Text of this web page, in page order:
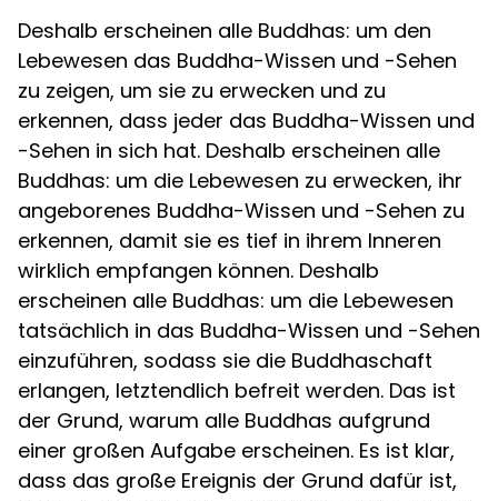
Deshalb erscheinen alle Buddhas: um den
Lebewesen das Buddha-Wissen und -Sehen
zu zeigen, um sie zu erwecken und zu
erkennen, dass jeder das Buddha-Wissen und
-Sehen in sich hat. Deshalb erscheinen alle
Buddhas: um die Lebewesen zu erwecken, ihr
angeborenes Buddha-Wissen und -Sehen zu
erkennen, damit sie es tief in ihrem Inneren
wirklich empfangen können. Deshalb
erscheinen alle Buddhas: um die Lebewesen
tatsächlich in das Buddha-Wissen und -Sehen
einzuführen, sodass sie die Buddhaschaft
erlangen, letztendlich befreit werden. Das ist
der Grund, warum alle Buddhas aufgrund
einer großen Aufgabe erscheinen. Es ist klar,
dass das große Ereignis der Grund dafür ist,